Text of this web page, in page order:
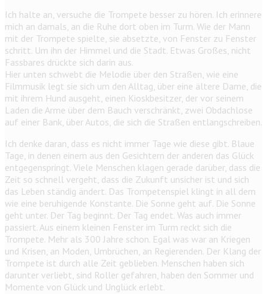
Ich halte an, versuche die Trompete besser zu hören. Ich erinnere
mich an damals, an die Ruhe dort oben im Turm. Wie der Mann
mit der Trompete spielte, sie absetzte, von Fenster zu Fenster
schritt. Um ihn der Himmel und die Stadt. Etwas Großes, nicht
Fassbares drückte sich darin aus.
Hier unten schwebt die Melodie über den Straßen, wie eine
Filmmusik legt sie sich um den Alltag, über eine ältere Dame, die
mit ihrem Hund ausgeht, einen Kioskbesitzer, der vor seinem
Laden die Arme über dem Bauch verschränkt, zwei Obdachlose
auf einer Bank, über Autos, die sich die Straßen entlangschreiben.
Ich denke daran, dass es nicht immer Tage wie diese gibt. Blaue
Tage, in denen einem aus den Gesichtern der anderen das Glück
entgegenspringt. Viele Menschen klagen gerade darüber, dass die
Zeit so schnell vergeht, dass die Zukunft unsicher ist und sich
das Leben ständig ändert. Das Trompetenspiel klingt in all dem
wie eine beruhigende Konstante. Die Sonne geht auf. Die Sonne
geht unter. Der Tag beginnt. Der Tag endet. Was auch immer
passiert. Aus einem kleinen Fenster im Turm reckt sich die
Trompete. Mehr als 300 Jahre schon. Egal was war an Kriegen
und Krisen, an Moden, Umbrüchen, an Regierenden. Der Klang der
Trompete ist durch alle Zeit geblieben. Menschen haben sich
darunter verliebt, sind Roller gefahren, haben den Sommer und
Momente von Glück und Unglück erlebt.